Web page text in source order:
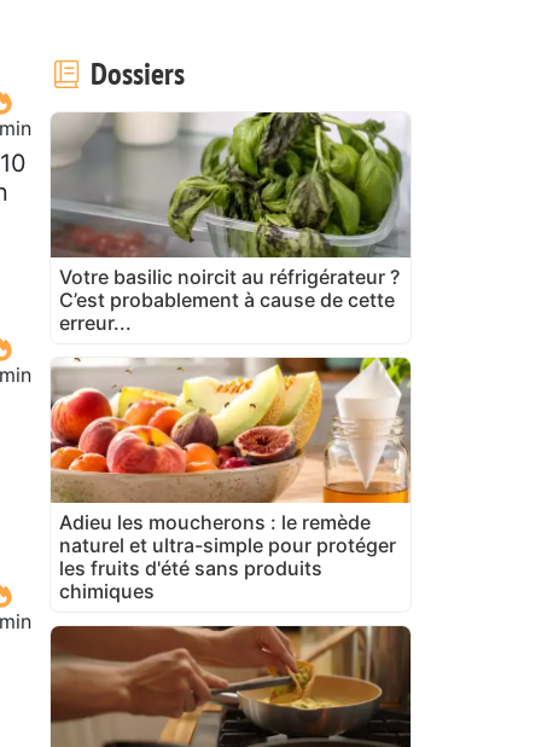
Dossiers
Votre basilic noircit au réfrigérateur ?
C’est probablement à cause de cette
erreur...
Adieu les moucherons : le remède
naturel et ultra-simple pour protéger
les fruits d'été sans produits
chimiques